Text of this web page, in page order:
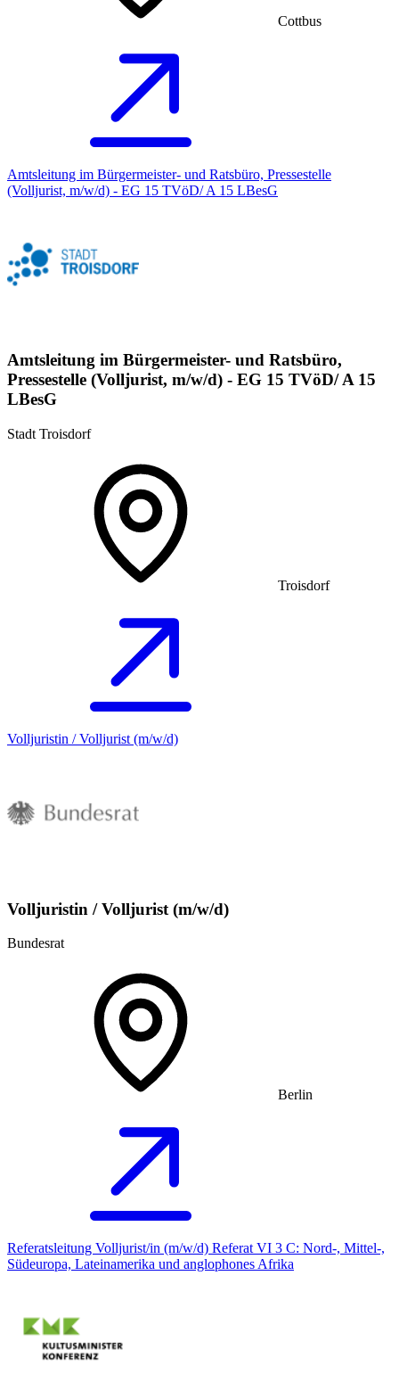
Cottbus
Amtsleitung im Bürgermeister- und Ratsbüro, Pressestelle
(Volljurist, m/w/d) - EG 15 TVöD/ A 15 LBesG
Amtsleitung im Bürgermeister- und Ratsbüro,
Pressestelle (Volljurist, m/w/d) - EG 15 TVöD/ A 15
LBesG
Stadt Troisdorf
Troisdorf
Volljuristin / Volljurist (m/w/d)
Volljuristin / Volljurist (m/w/d)
Bundesrat
Berlin
Referatsleitung Volljurist/in (m/w/d) Referat VI 3 C: Nord-, Mittel-,
Südeuropa, Lateinamerika und anglophones Afrika